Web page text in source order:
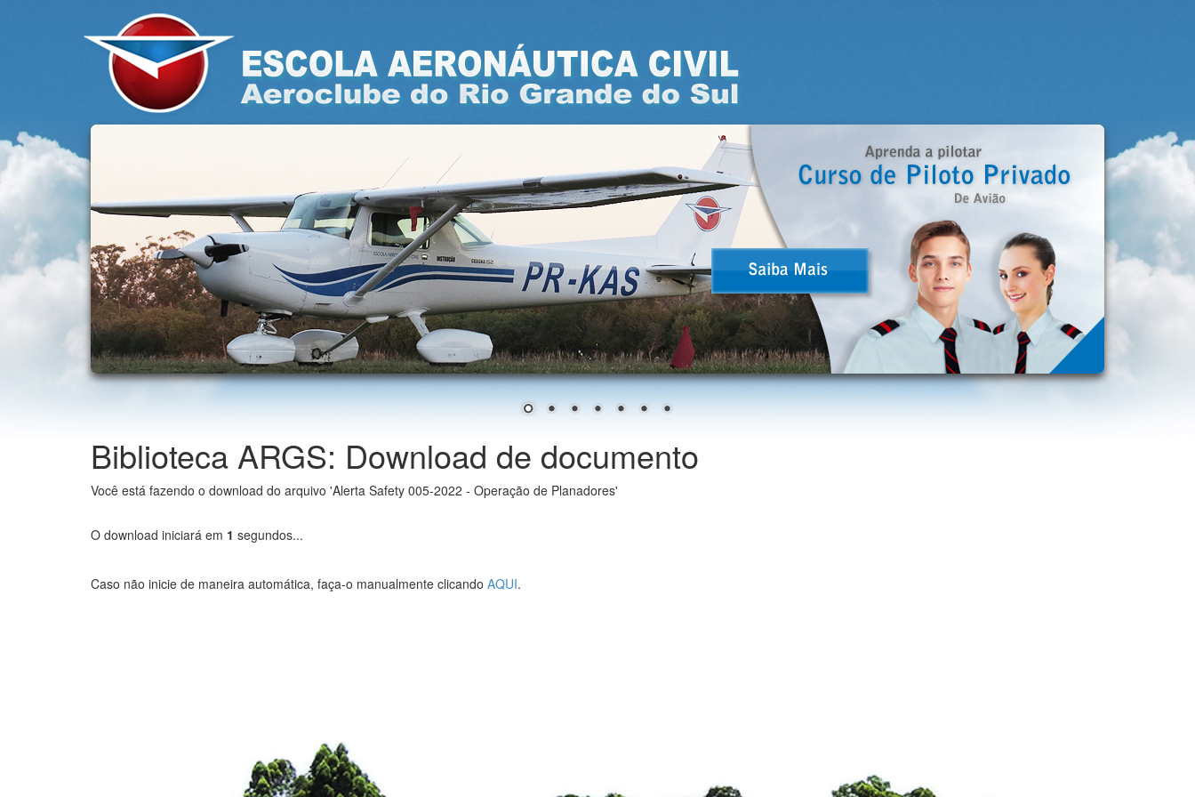
Biblioteca ARGS: Download de documento
Você está fazendo o download do arquivo 'Alerta Safety 005-2022 - Operação de Planadores'
O download iniciará em 1 segundos...
Caso não inicie de maneira automática, faça-o manualmente clicando AQUI.